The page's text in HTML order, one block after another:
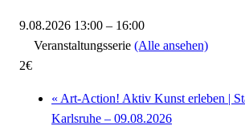
9.08.2026 13:00 – 16:00
Veranstaltungsserie (Alle ansehen)
2€
« Art-Action! Aktiv Kunst erleben |
Karlsruhe – 09.08.2026